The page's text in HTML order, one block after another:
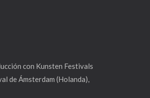
con Kunsten Festivals
de Ámsterdam (Holanda),